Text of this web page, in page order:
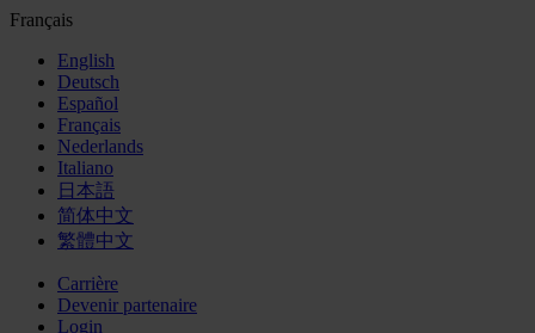
Français
English
Deutsch
Español
Français
Nederlands
Italiano
日本語
简体中文
繁體中文
Carrière
Devenir partenaire
Login